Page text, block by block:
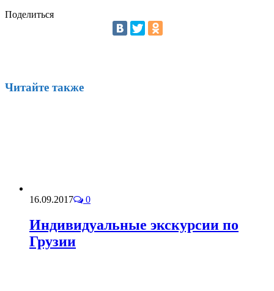
Поделиться
Читайте также
16.09.2017 0
Индивидуальные экскурсии по
Грузии